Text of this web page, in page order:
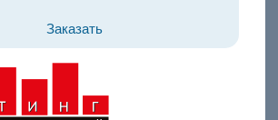
Заказать